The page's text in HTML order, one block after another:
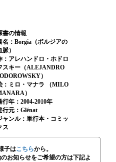
書の情報
名：Borgia（ボルジアの
脈）
：アレハンドロ・ホドロ
スキー（ALEJANDRO
）
：ミロ・マナラ （MILO
）
行年：2004-2010年
行元：Glénat
ャンル：単行本・コミッ
ス
子はこちらから。
お知らせをご希望の方は下記よ